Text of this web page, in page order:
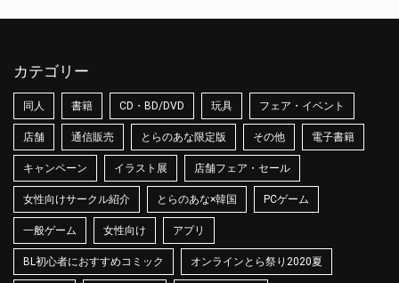
カテゴリー
同人 書籍 CD・BD/DVD 玩具 フェア・イベント
店舗 通信販売 とらのあな限定版 その他 電子書籍
キャンペーン イラスト展 店舗フェア・セール
女性向けサークル紹介 とらのあな×韓国 PCゲーム
一般ゲーム 女性向け アプリ
BL初心者におすすめコミック オンラインとら祭り2020夏